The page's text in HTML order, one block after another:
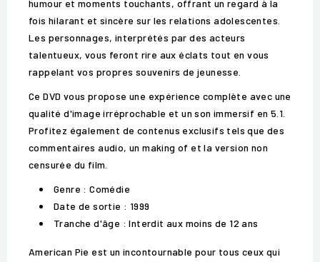
humour et moments touchants, offrant un regard à la
fois hilarant et sincère sur les relations adolescentes.
Les personnages, interprétés par des acteurs
talentueux, vous feront rire aux éclats tout en vous
rappelant vos propres souvenirs de jeunesse.
Ce DVD vous propose une expérience complète avec une
qualité d'image irréprochable et un son immersif en 5.1.
Profitez également de contenus exclusifs tels que des
commentaires audio, un making of et la version non
censurée du film.
Genre : Comédie
Date de sortie : 1999
Tranche d'âge : Interdit aux moins de 12 ans
American Pie est un incontournable pour tous ceux qui